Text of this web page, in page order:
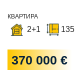
КВАРТИРА
2+1 135
370 000 €